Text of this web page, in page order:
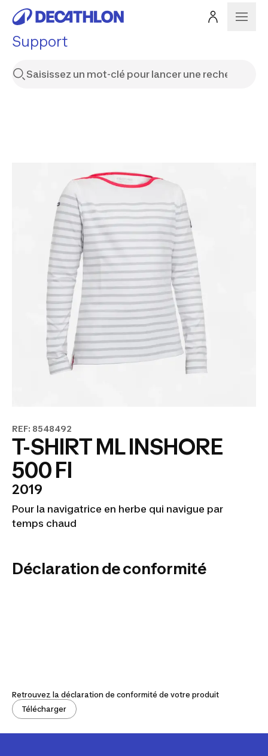
Support
REF: 8548492
T-SHIRT ML INSHORE
500 FI
2019
Pour la navigatrice en herbe qui navigue par
temps chaud
Déclaration de conformité
Retrouvez la déclaration de conformité de votre produit
Télécharger